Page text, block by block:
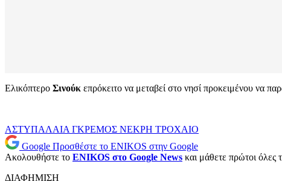
Ελικόπτερο Σινούκ επρόκειτο να μεταβεί στο νησί προκειμένου να
ΑΣΤΥΠΑΛΑΙΑ ΓΚΡΕΜΟΣ ΝΕΚΡΗ ΤΡΟΧΑΙΟ
Google Προσθέστε το ENIKOS στην Google
Ακολουθήστε το ENIKOS στο Google News και μάθετε πρώτοι όλες
ΔΙΑΦΗΜΙΣΗ